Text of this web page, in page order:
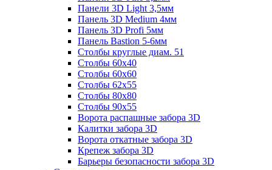
Панели 3D Light 3,5мм
Панель 3D Medium 4мм
Панель 3D Profi 5мм
Панель Bastion 5-6мм
Столбы круглые диам. 51
Столбы 60х40
Столбы 60х60
Столбы 62х55
Столбы 80х80
Столбы 90х55
Ворота распашные забора 3D
Калитки забора 3D
Ворота откатные забора 3D
Крепеж забора 3D
Барьеры безопасности забора 3D